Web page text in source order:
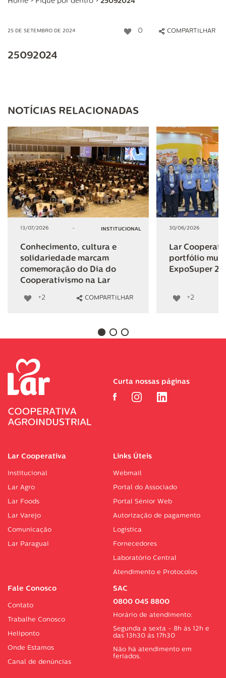
25 DE SETEMBRO DE 2024 0 COMPARTILHAR
25092024
NOTÍCIAS RELACIONADAS
13/07/2026 - INSTITUCIONAL
Conhecimento, cultura e
solidariedade marcam
comemoração do Dia do
Cooperativismo na Lar
+2 COMPARTILHAR
30/06/2026
Lar
portfólio
ExpoSuper
+2
Lar Cooperativa
Institucional
Lar Agro
Lar Foods
Lar Varejo
Comunicação
Lar Paraguai
Links Úteis
Webmail
Portal do Associado
Portal Sénior Web
Autorização de pagamento
Logística
Fornecedores
Laboratório Central
Atendimento e Protocolos
Fale Conosco
Contato
Trabalhe Conosco
Heliponto
Onde Estamos
Canal de denúncias
SAC
0800 045 8800
Horário de atendimento:
Segunda a sexta - 8h às 12h e
das 13h30 às 17h30
Não há atendimento em
feriados.
Curta nossas páginas